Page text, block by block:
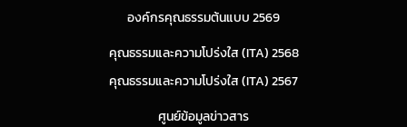
องค์กรคุณธรรมต้นแบบ 2569
คุณธรรมและความโปร่งใส (ITA) 2568
คุณธรรมและความโปร่งใส (ITA) 2567
ศูนย์ข้อมูลข่าวสาร